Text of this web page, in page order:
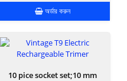
অর্ডার করুন
10 pice socket set;10 mm